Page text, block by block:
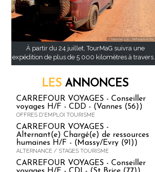
À partir du 24 juillet, TourMaG suivra une
expédition de plus de 5 000 kilomètres à travers...
LES ANNONCES
CARREFOUR VOYAGES - Conseiller
voyages H/F - CDD - (Vannes (56))
OFFRES D'EMPLOI TOURISME
CARREFOUR VOYAGES -
Alternant(e) Chargé(e) de ressources
humaines H/F - (Massy/Evry (91))
ALTERNANCE / STAGES TOURISME
CARREFOUR VOYAGES - Conseiller